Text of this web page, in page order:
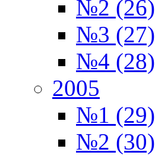
№2 (26)
№3 (27)
№4 (28)
2005
№1 (29)
№2 (30)